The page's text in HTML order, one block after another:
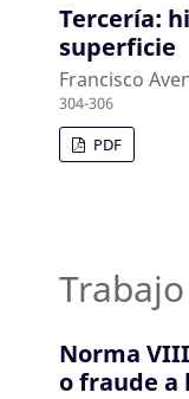
Tercería:
superficie
Francisco
304-306
PDF
Norma
o fraude a